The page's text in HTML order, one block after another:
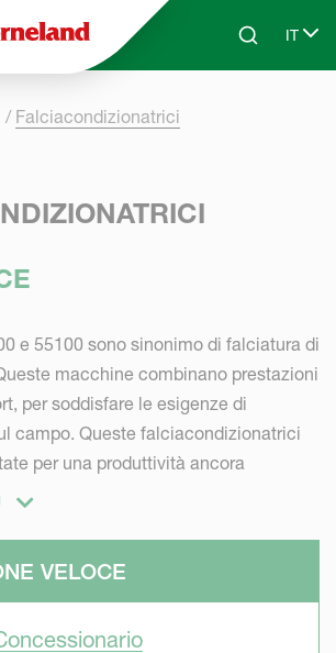
Skip to main contentSearchIT
Select
Falciacondizionatrici
e 55100 sono sinonimo di falciatura di
macchine combinano prestazioni
per soddisfare le esigenze di
campo. Queste falciacondizionatrici
per una produttività ancora
condizioni più difficili che mai.
eccellenti.
alla semplicità d'uso. Sono falciatrici
VELOCE
dei cookies